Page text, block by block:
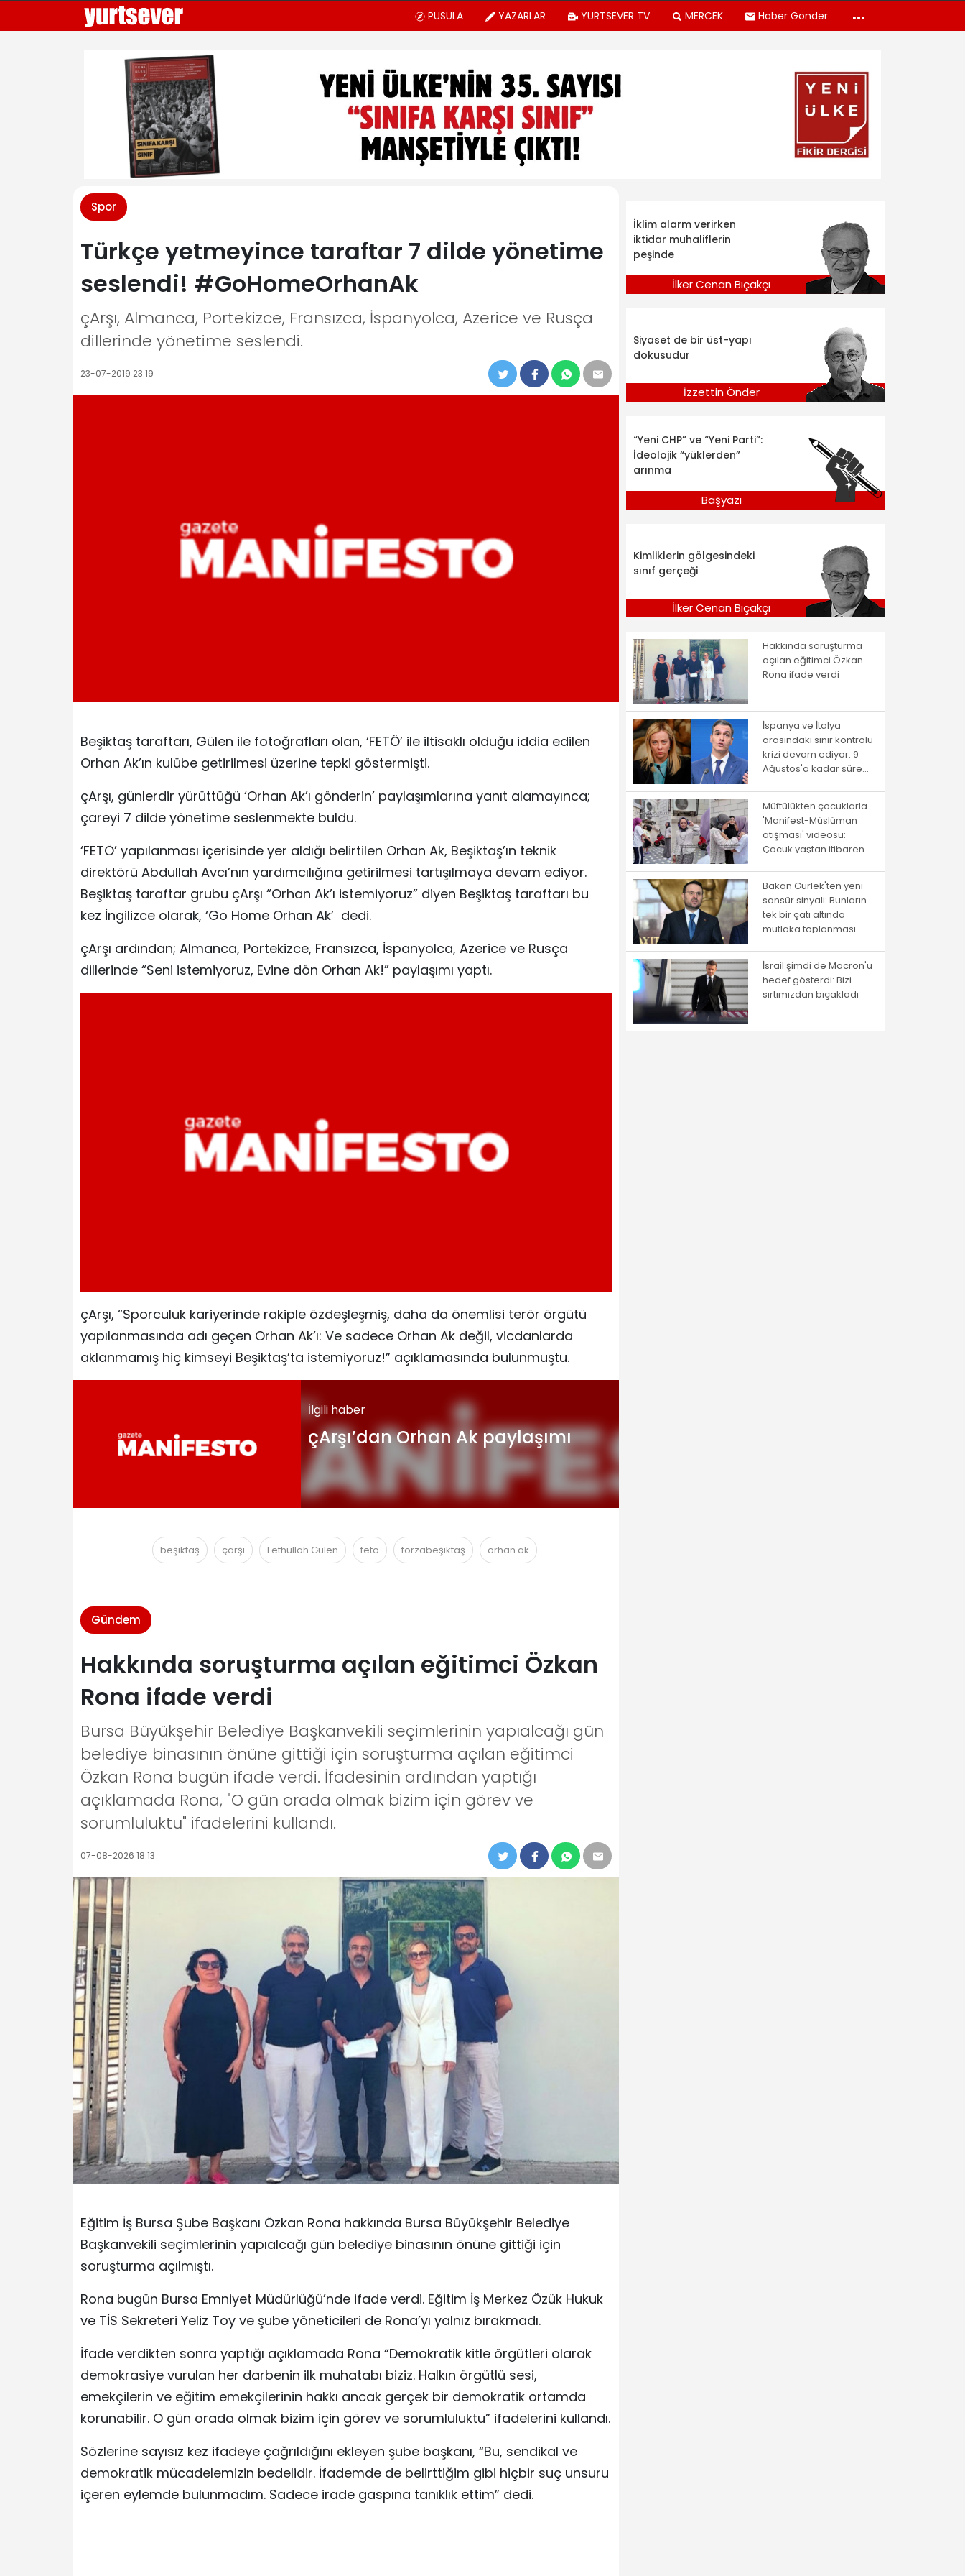
PUSULA YAZARLAR YURTSEVER TV MERCEK Haber Gönder
Spor
Türkçe yetmeyince taraftar 7 dilde yönetime
seslendi! #GoHomeOrhanAk
çArşı, Almanca, Portekizce, Fransızca, İspanyolca, Azerice ve Rusça
dillerinde yönetime seslendi.
23-07-2019 23:19
Beşiktaş taraftarı, Gülen ile fotoğrafları olan, ‘FETÖ’ ile iltisaklı olduğu iddia edilen
Orhan Ak’ın kulübe getirilmesi üzerine tepki göstermişti.
çArşı, günlerdir yürüttüğü ‘Orhan Ak’ı gönderin’ paylaşımlarına yanıt alamayınca;
çareyi 7 dilde yönetime seslenmekte buldu.
‘FETÖ’ yapılanması içerisinde yer aldığı belirtilen Orhan Ak, Beşiktaş’ın teknik
direktörü Abdullah Avcı’nın yardımcılığına getirilmesi tartışılmaya devam ediyor.
Beşiktaş taraftar grubu çArşı “Orhan Ak’ı istemiyoruz” diyen Beşiktaş taraftarı bu
kez İngilizce olarak, ‘Go Home Orhan Ak’ dedi.
çArşı ardından; Almanca, Portekizce, Fransızca, İspanyolca, Azerice ve Rusça
dillerinde “Seni istemiyoruz, Evine dön Orhan Ak!” paylaşımı yaptı.
çArşı, “Sporculuk kariyerinde rakiple özdeşleşmiş, daha da önemlisi terör örgütü
yapılanmasında adı geçen Orhan Ak’ı: Ve sadece Orhan Ak değil, vicdanlarda
aklanmamış hiç kimseyi Beşiktaş’ta istemiyoruz!” açıklamasında bulunmuştu.
İlgili haber
çArşı’dan Orhan Ak paylaşımı
beşiktaş çarşı Fethullah Gülen fetö forzabeşiktaş orhan ak
Gündem
Hakkında soruşturma açılan eğitimci Özkan
Rona ifade verdi
Bursa Büyükşehir Belediye Başkanvekili seçimlerinin yapıalcağı gün
belediye binasının önüne gittiği için soruşturma açılan eğitimci
Özkan Rona bugün ifade verdi. İfadesinin ardından yaptığı
açıklamada Rona, "O gün orada olmak bizim için görev ve
sorumluluktu" ifadelerini kullandı.
07-08-2026 18:13
Eğitim İş Bursa Şube Başkanı Özkan Rona hakkında Bursa Büyükşehir Belediye
Başkanvekili seçimlerinin yapıalcağı gün belediye binasının önüne gittiği için
soruşturma açılmıştı.
Rona bugün Bursa Emniyet Müdürlüğü’nde ifade verdi. Eğitim İş Merkez Özük Hukuk
ve TİS Sekreteri Yeliz Toy ve şube yöneticileri de Rona’yı yalnız bırakmadı.
İfade verdikten sonra yaptığı açıklamada Rona “Demokratik kitle örgütleri olarak
demokrasiye vurulan her darbenin ilk muhatabı biziz. Halkın örgütlü sesi,
emekçilerin ve eğitim emekçilerinin hakkı ancak gerçek bir demokratik ortamda
korunabilir. O gün orada olmak bizim için görev ve sorumluluktu” ifadelerini kullandı.
Sözlerine sayısız kez ifadeye çağrıldığını ekleyen şube başkanı, “Bu, sendikal ve
demokratik mücadelemizin bedelidir. İfademde de belirttiğim gibi hiçbir suç unsuru
içeren eylemde bulunmadım. Sadece irade gaspına tanıklık ettim” dedi.
İklim alarm verirken
iktidar muhaliflerin
peşinde
İlker Cenan Bıçakçı
Siyaset de bir üst-yapı
dokusudur
İzzettin Önder
“Yeni CHP” ve “Yeni Parti”:
İdeolojik “yüklerden”
arınma
Başyazı
Kimliklerin gölgesindeki
sınıf gerçeği
İlker Cenan Bıçakçı
Hakkında soruşturma
açılan eğitimci Özkan
Rona ifade verdi
İspanya ve İtalya
arasındaki sınır kontrolü
krizi devam ediyor: 9
Ağustos'a kadar süre
Müftülükten çocuklarla
'Manifest-Müslüman
atışması' videosu:
Çocuk yaştan itibaren
Bakan Gürlek'ten yeni
sansür sinyali: Bunların
tek bir çatı altında
mutlaka toplanması
İsrail şimdi de Macron'u
hedef gösterdi: Bizi
sırtımızdan bıçakladı